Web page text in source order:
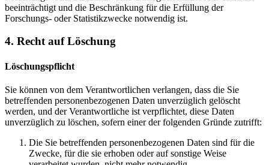
beeinträchtigt und die Beschränkung für die Erfüllung der
Forschungs- oder Statistikzwecke notwendig ist.
4. Recht auf Löschung
Löschungspflicht
Sie können von dem Verantwortlichen verlangen, dass die Sie
betreffenden personenbezogenen Daten unverzüglich gelöscht
werden, und der Verantwortliche ist verpflichtet, diese Daten
unverzüglich zu löschen, sofern einer der folgenden Gründe zutrifft:
Die Sie betreffenden personenbezogenen Daten sind für die
Zwecke, für die sie erhoben oder auf sonstige Weise